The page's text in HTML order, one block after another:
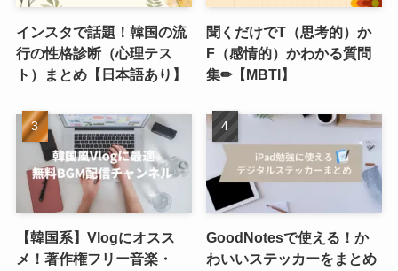
インスタで話題！韓国の流
行の性格診断（心理テス
ト）まとめ【日本語あり】
聞くだけでT（思考的）か
F（感情的）かわかる質問
集✏︎【MBTI】
【韓国系】Vlogにオスス
メ！著作権フリー音楽・
GoodNotesで使える！か
わいいステッカーをまとめ